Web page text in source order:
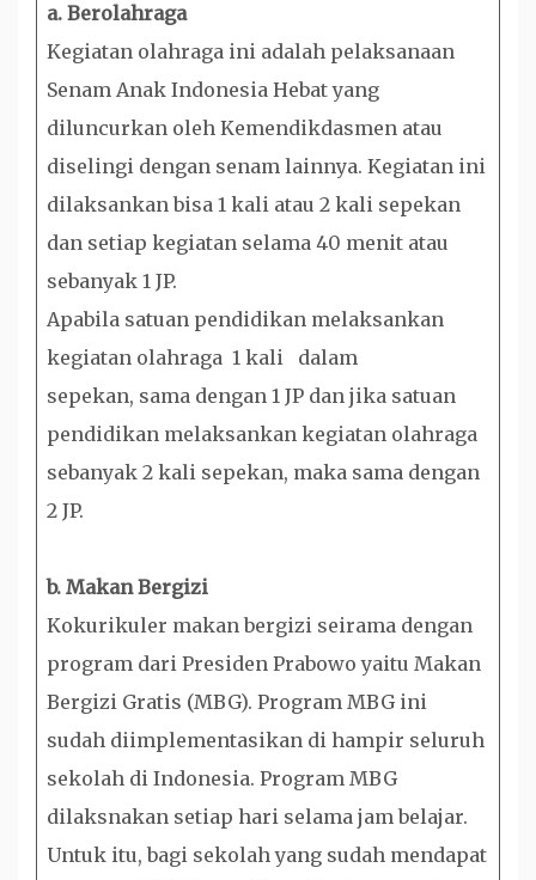
a. Berolahraga
Kegiatan olahraga ini adalah pelaksanaan
Senam Anak Indonesia Hebat yang
diluncurkan oleh Kemendikdasmen atau
diselingi dengan senam lainnya. Kegiatan ini
dilaksankan bisa 1 kali atau 2 kali sepekan
dan setiap kegiatan selama 40 menit atau
sebanyak 1 JP.
Apabila satuan pendidikan melaksankan
kegiatan olahraga 1 kali dalam
sepekan, sama dengan 1 JP dan jika satuan
pendidikan melaksankan kegiatan olahraga
sebanyak 2 kali sepekan, maka sama dengan
2 JP.
b. Makan Bergizi
Kokurikuler makan bergizi seirama dengan
program dari Presiden Prabowo yaitu Makan
Bergizi Gratis (MBG). Program MBG ini
sudah diimplementasikan di hampir seluruh
sekolah di Indonesia. Program MBG
dilaksnakan setiap hari selama jam belajar.
Untuk itu, bagi sekolah yang sudah mendapat